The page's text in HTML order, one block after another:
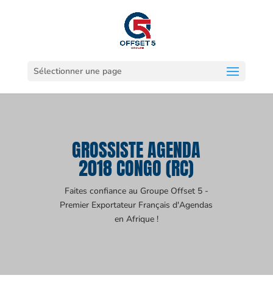
Sélectionner une page
GROSSISTE AGENDA
2018 CONGO (RC)
Faites confiance au Groupe Offset 5 -
Premier Exportateur Français d'Agendas
en Afrique !